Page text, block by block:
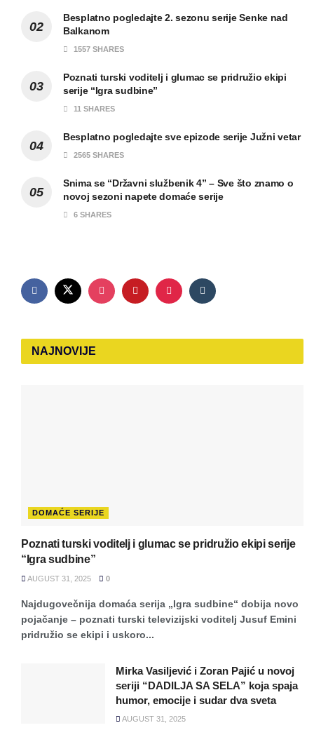
Besplatno pogledajte 2. sezonu serije Senke nad
Balkanom
1557 SHARES
Poznati turski voditelj i glumac se pridružio ekipi
serije “Igra sudbine”
11 SHARES
Besplatno pogledajte sve epizode serije Južni vetar
2565 SHARES
Snima se “Državni službenik 4” – Sve što znamo o
novoj sezoni napete domaće serije
6 SHARES
NAJNOVIJE
DOMAĆE SERIJE
Poznati turski voditelj i glumac se pridružio ekipi serije
“Igra sudbine”
AUGUST 31, 2025 0
Najdugovečnija domaća serija „Igra sudbine“ dobija novo
pojačanje – poznati turski televizijski voditelj Jusuf Emini
pridružio se ekipi i uskoro...
Mirka Vasiljević i Zoran Pajić u novoj
seriji “DADILJA SA SELA” koja spaja
humor, emocije i sudar dva sveta
AUGUST 31, 2025